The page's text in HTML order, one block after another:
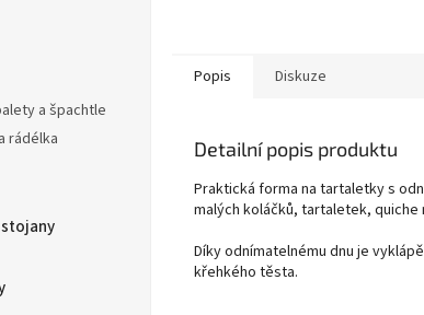
a špachtle
rádélka
Popis Diskuze
Detailní popis produktu
Praktická forma na tartaletky s
malých koláčků, tartaletek, quiche
Díky odnímatelnému dnu je
křehkého těsta.